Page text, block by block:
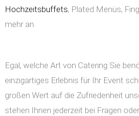
Hochzeitsbuffets, Plated Menüs,
mehr an.
Egal, welche Art von Catering Sie
einzigartiges Erlebnis für Ihr Event
großen Wert auf die Zufriedenheit
stehen Ihnen jederzeit bei Fragen